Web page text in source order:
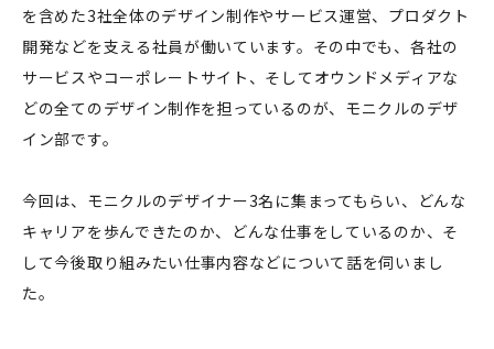
を含めた3社全体のデザイン制作やサービス運営、プロダクト
開発などを支える社員が働いています。その中でも、各社の
サービスやコーポレートサイト、そしてオウンドメディアな
どの全てのデザイン制作を担っているのが、モニクルのデザ
イン部です。
今回は、モニクルのデザイナー3名に集まってもらい、どんな
キャリアを歩んできたのか、どんな仕事をしているのか、そ
して今後取り組みたい仕事内容などについて話を伺いまし
た。